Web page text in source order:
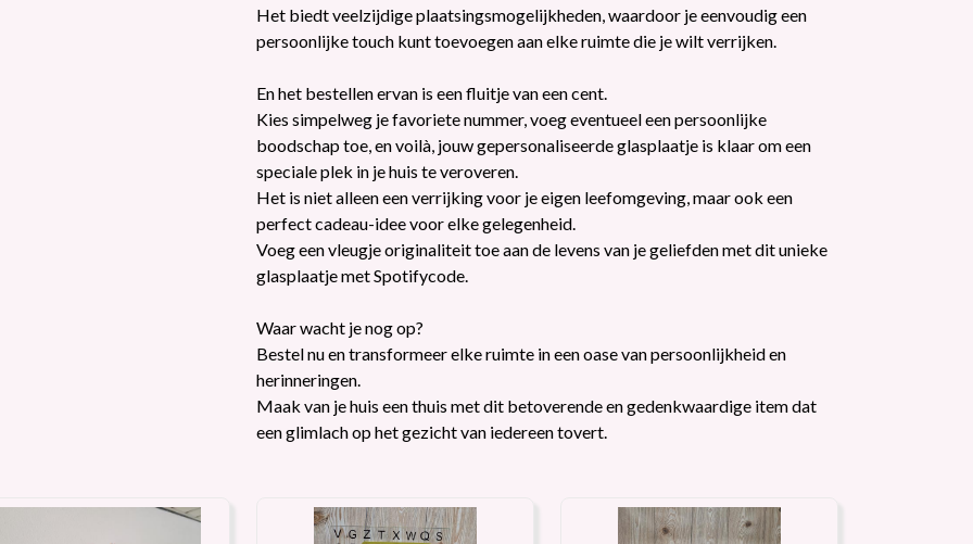
Het biedt veelzijdige plaatsingsmogelijkheden, waardoor je eenvoudig een
persoonlijke touch kunt toevoegen aan elke ruimte die je wilt verrijken.
En het bestellen ervan is een fluitje van een cent.
Kies simpelweg je favoriete nummer, voeg eventueel een persoonlijke
boodschap toe, en voilà, jouw gepersonaliseerde glasplaatje is klaar om een
speciale plek in je huis te veroveren.
Het is niet alleen een verrijking voor je eigen leefomgeving, maar ook een
perfect cadeau-idee voor elke gelegenheid.
Voeg een vleugje originaliteit toe aan de levens van je geliefden met dit unieke
glasplaatje met Spotifycode.
Waar wacht je nog op?
Bestel nu en transformeer elke ruimte in een oase van persoonlijkheid en
herinneringen.
Maak van je huis een thuis met dit betoverende en gedenkwaardige item dat
een glimlach op het gezicht van iedereen tovert.